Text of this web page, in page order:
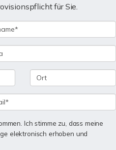
für Sie.
Ich stimme zu, dass meine
elektronisch erhoben und